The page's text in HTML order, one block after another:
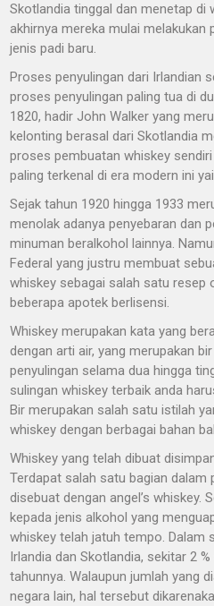
Skotlandia tinggal dan menetap di
akhirnya mereka mulai melakukan
jenis padi baru.
Proses penyulingan dari Irlandian
proses penyulingan paling tua di
1820, hadir John Walker yang
kelonting berasal dari Skotlandia
proses pembuatan whiskey
paling terkenal di era modern ini
Sejak tahun 1920 hingga 1933
menolak adanya penyebaran dan
minuman beralkohol lainnya.
Federal yang justru membuat
whiskey sebagai salah satu resep
beberapa apotek berlisensi.
Whiskey merupakan kata yang
dengan arti air, yang merupakan
penyulingan selama dua hingga
sulingan whiskey terbaik anda
Bir merupakan salah satu istilah
whiskey dengan berbagai bahan
Whiskey yang telah dibuat
Terdapat salah satu bagian dalam
disebuat dengan angel’s whiskey.
kepada jenis alkohol yang
whiskey telah jatuh tempo. Dalam
Irlandia dan Skotlandia, sekitar 2
tahunnya. Walaupun jumlah yang
negara lain, hal tersebut